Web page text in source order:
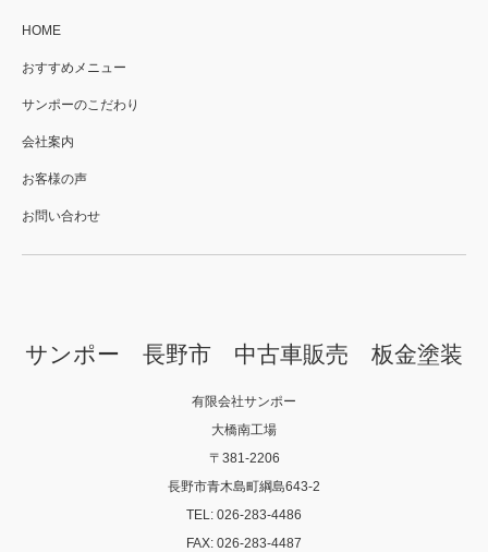
HOME
おすすめメニュー
サンポーのこだわり
会社案内
お客様の声
お問い合わせ
サンポー 長野市 中古車販売 板金塗装
有限会社サンポー
大橋南工場
〒381-2206
長野市青木島町綱島643-2
TEL: 026-283-4486
FAX: 026-283-4487